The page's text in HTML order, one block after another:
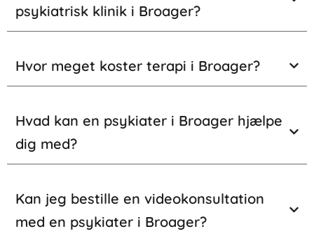
psykiatrisk klinik i Broager?
Hvor meget koster terapi i Broager?
Hvad kan en psykiater i Broager hjælpe
dig med?
Kan jeg bestille en videokonsultation
med en psykiater i Broager?